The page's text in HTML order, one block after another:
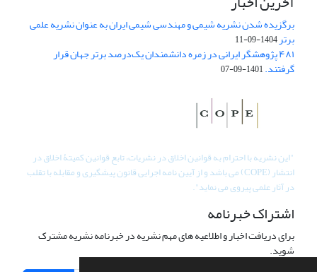
برگزیده شدن نشریه شیمی و مهندسی شیمی ایران به عنوان نشریه علمی
برتر1404-09-11
۴۸۱ پژوهشگر ایرانی در زمره دانشمندان یک‌درصد برتر جهان قرار
گرفتند.1401-09-07
"این نشریه با احترام به قوانین اخلاق در نشریات، تابع قوانین کمیتۀ اخلاق در
انتشار (COPE) می باشد و از آیین نامه اجرایی قانون پیشگیری و مقابله با تقلب
در آثار علمی پیروی می نماید".
اشتراک خبرنامه
برای دریافت اخبار و اطلاعیه های مهم نشریه در خبرنامه نشریه مشترک
شوید.